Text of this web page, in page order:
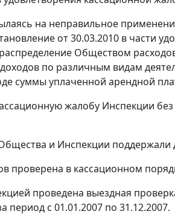
на неправильное
от 30.03.2010 в части
Обществом
по различным видам
суммы уплаченной арендной
жалобу Инспекции
и Инспекции
проверена в кассационном
проведена выездная
с 01.01.2007 по 31.12.2007.